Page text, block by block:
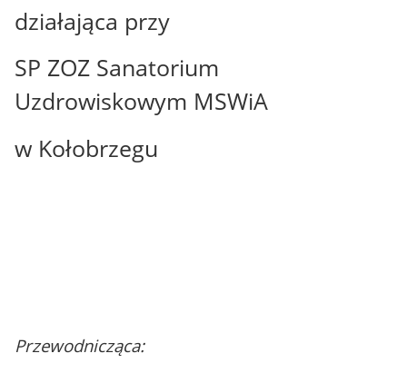
działająca przy
SP ZOZ Sanatorium
Uzdrowiskowym MSWiA
w Kołobrzegu
Przewodnicząca: